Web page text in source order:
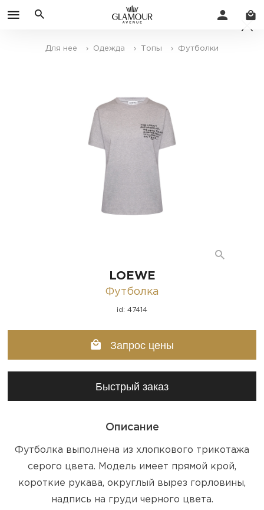
Для нее › Одежда › Топы › Футболки
LOEWE
Футболка
id: 47414
Запрос цены
Быстрый заказ
Описание
Футболка выполнена из хлопкового трикотажа
серого цвета. Модель имеет прямой крой,
короткие рукава, округлый вырез горловины,
надпись на груди черного цвета.